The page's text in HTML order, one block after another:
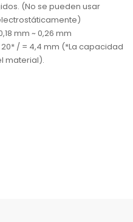
(No se pueden usar
mm ~ 0,26 mm
/ = 4,4 mm (*La capacidad
material).